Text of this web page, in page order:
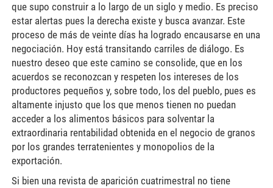
que supo construir a lo largo de un siglo y medio. Es preciso
estar alertas pues la derecha existe y busca avanzar. Este
proceso de más de veinte días ha logrado encausarse en una
negociación. Hoy está transitando carriles de diálogo. Es
nuestro deseo que este camino se consolide, que en los
acuerdos se reconozcan y respeten los intereses de los
productores pequeños y, sobre todo, los del pueblo, pues es
altamente injusto que los que menos tienen no puedan
acceder a los alimentos básicos para solventar la
extraordinaria rentabilidad obtenida en el negocio de granos
por los grandes terratenientes y monopolios de la
exportación.
Si bien una revista de aparición cuatrimestral no tiene